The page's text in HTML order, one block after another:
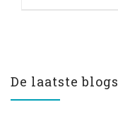
De laatste blogs